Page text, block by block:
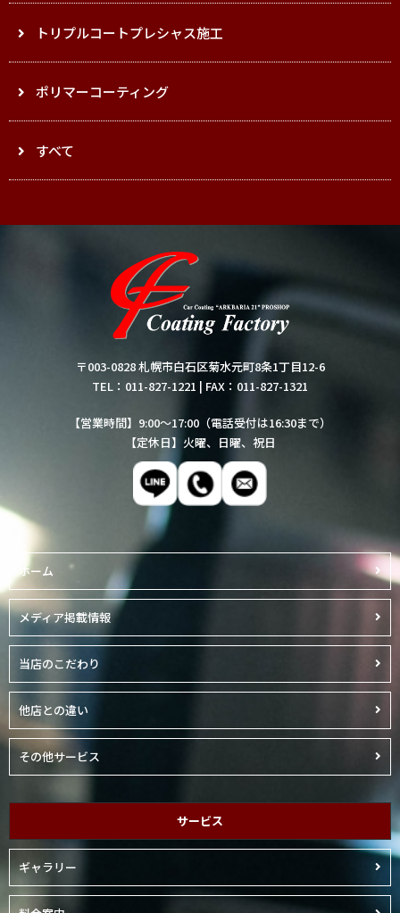
トリプルコートプレシャス施工
ポリマーコーティング
すべて
〒003-0828 札幌市白石区菊水元町8条1丁目12-6
TEL：011-827-1221 | FAX：011-827-1321
【営業時間】9:00～17:00（電話受付は16:30まで）
【定休日】火曜、日曜、祝日
ホーム
メディア掲載情報
当店のこだわり
他店との違い
その他サービス
サービス
ギャラリー